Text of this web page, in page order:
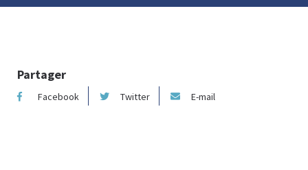
Partager
Facebook Twitter E-mail